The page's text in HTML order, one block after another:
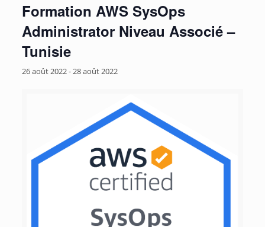
Formation AWS SysOps
Administrator Niveau Associé –
Tunisie
26 août 2022-28 août 2022